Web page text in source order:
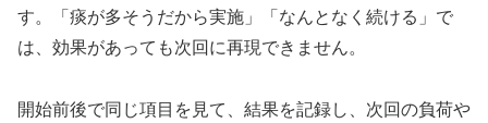
す。「痰が多そうだから実施」「なんとなく続ける」で
は、効果があっても次回に再現できません。
開始前後で同じ項目を見て、結果を記録し、次回の負荷や